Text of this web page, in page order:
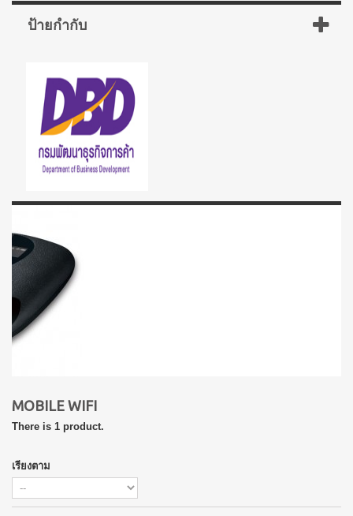
ป้ายกำกับ
MOBILE WIFI
There is 1 product.
เรียงตาม